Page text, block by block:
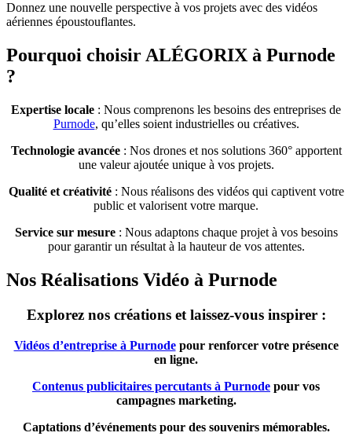
Donnez une nouvelle perspective à vos projets avec des vidéos
aériennes époustouflantes.
Pourquoi choisir ALÉGORIX à Purnode
?
Expertise locale : Nous comprenons les besoins des entreprises de
Purnode, qu’elles soient industrielles ou créatives.
Technologie avancée: Nos drones et nos solutions 360° apportent
une valeur ajoutée unique à vos projets.
Qualité et créativité: Nous réalisons des vidéos qui captivent votre
public et valorisent votre marque.
Service sur mesure: Nous adaptons chaque projet à vos besoins
pour garantir un résultat à la hauteur de vos attentes.
Nos Réalisations Vidéo à Purnode
Explorez nos créations et laissez-vous inspirer :
Vidéos d’entreprise à Purnodepour renforcer votre présence
en ligne.
Contenus publicitaires percutants à Purnode pour vos
campagnes marketing.
Captations d’événements pour des souvenirs mémorables.